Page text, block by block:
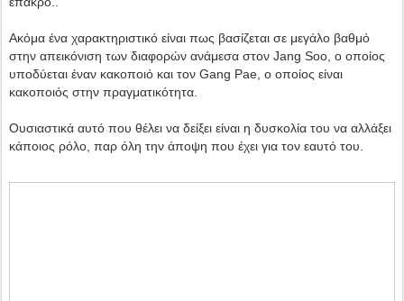
Ακόμα ένα χαρακτηριστικό είναι πως βασίζεται σε μεγάλο βαθμό
στην απεικόνιση των διαφορών ανάμεσα στον Jang Soo, ο οποίος
υποδύεται έναν κακοποιό και τον Gang Pae, ο οποίος είναι
κακοποιός στην πραγματικότητα.
Ουσιαστικά αυτό που θέλει να δείξει είναι η δυσκολία του να αλλάξει
κάποιος ρόλο, παρ όλη την άποψη που έχει για τον εαυτό του.